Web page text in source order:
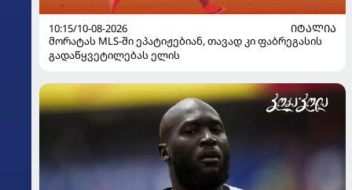
10:15/10-08-2026
ᲘᲢᲐᲚᲘᲐ
მორატას MLS-ში ეპატიჟებიან, თავად კი ფაბრეგასის
გადაწყვეტილებას ელის